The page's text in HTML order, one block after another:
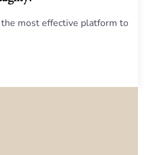
the most effective platform to